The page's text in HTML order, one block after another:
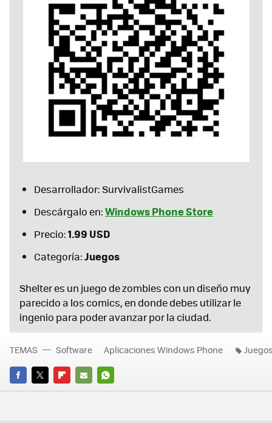
Desarrollador: SurvivalistGames
Descárgalo en:Windows Phone Store
Precio:1.99 USD
Categoría:Juegos
Shelter es un juego de zombies con un diseño muy
parecido a los comics, en donde debes utilizar le
ingenio para poder avanzar por la ciudad.
FACEBOOK
TWITTERFLIPBOARD
E-
WHATSAPP
TEMAS Software Aplicaciones Windows Phone